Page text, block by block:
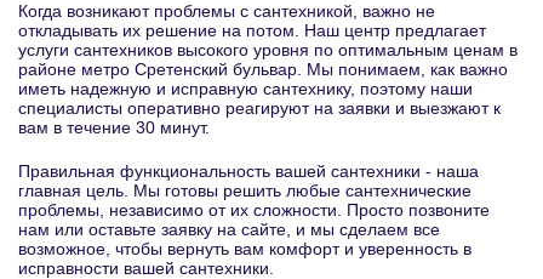
Когда возникают проблемы с сантехникой, важно не
откладывать их решение на потом. Наш центр предлагает
услуги сантехников высокого уровня по оптимальным ценам в
районе метро Сретенский бульвар. Мы понимаем, как важно
иметь надежную и исправную сантехнику, поэтому наши
специалисты оперативно реагируют на заявки и выезжают к
вам в течение 30 минут.
Правильная функциональность вашей сантехники - наша
главная цель. Мы готовы решить любые сантехнические
проблемы, независимо от их сложности. Просто позвоните
нам или оставьте заявку на сайте, и мы сделаем все
возможное, чтобы вернуть вам комфорт и уверенность в
исправности вашей сантехники.